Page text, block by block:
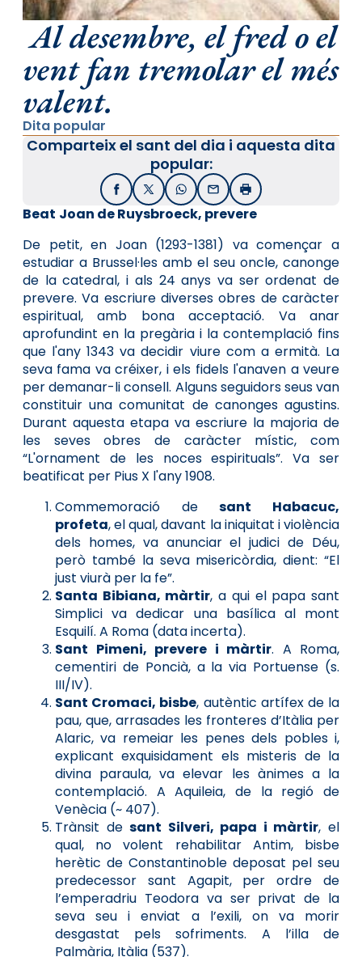
Al desembre, el fred o el
vent fan tremolar el més
valent.
Dita popular
Comparteix el sant del dia i aquesta dita
popular:
FacebookX / TwitterWhatsApp
EmailImprimir
Beat Joan de Ruysbroeck, prevere
De petit, en Joan (1293-1381) va començar a
estudiar a Brussel·les amb el seu oncle, canonge
de la catedral, i als 24 anys va ser ordenat de
prevere. Va escriure diverses obres de caràcter
espiritual, amb bona acceptació. Va anar
aprofundint en la pregària i la contemplació fins
que l'any 1343 va decidir viure com a ermità. La
seva fama va créixer, i els fidels l'anaven a veure
per demanar-li consell. Alguns seguidors seus van
constituir una comunitat de canonges agustins.
Durant aquesta etapa va escriure la majoria de
les seves obres de caràcter místic, com
“L'ornament de les noces espirituals”. Va ser
beatificat per Pius X l'any 1908.
Commemoració desant Habacuc,
profeta, el qual, davant la iniquitat i violència
dels homes, va anunciar el judici de Déu,
però també la seva misericòrdia, dient: “El
just viurà per la fe”.
Santa Bibiana, màrtir, a qui el papa sant
Simplici va dedicar una basílica al mont
Esquilí. A Roma (data incerta).
Sant Pimeni, prevere i màrtir. A Roma,
cementiri de Poncià, a la via Portuense (s.
III/IV).
Sant Cromaci, bisbe, autèntic artífex de la
pau, que, arrasades les fronteres d’Itàlia per
Alaric, va remeiar les penes dels pobles i,
explicant exquisidament els misteris de la
divina paraula, va elevar les ànimes a la
contemplació. A Aquileia, de la regió de
Venècia (~ 407).
Trànsit desant Silveri, papa i màrtir, el
qual, no volent rehabilitar Antim, bisbe
herètic de Constantinoble deposat pel seu
predecessor sant Agapit, per ordre de
l’emperadriu Teodora va ser privat de la
seva seu i enviat a l’exili, on va morir
desgastat pels sofriments. A l’illa de
Palmària, Itàlia (537).